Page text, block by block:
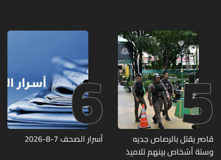
وقع ضحيّة أعماله؟
5
قاصر يقتل بالرصاص جديه
وستة أشخاص بينهم تلاميذ
6
أسرار الصحف 7-8-2026